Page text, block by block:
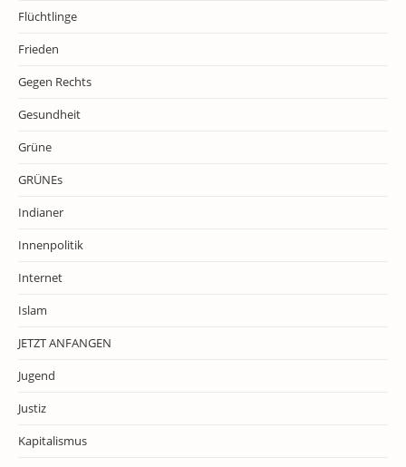
Flüchtlinge
Frieden
Gegen Rechts
Gesundheit
Grüne
GRÜNEs
Indianer
Innenpolitik
Internet
Islam
JETZT ANFANGEN
Jugend
Justiz
Kapitalismus